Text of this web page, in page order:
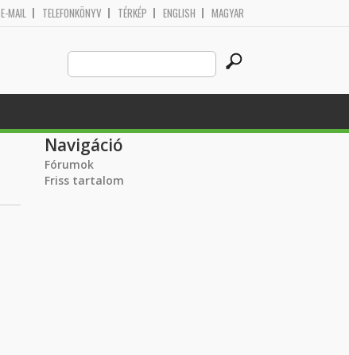
E-MAIL TELEFONKÖNYV TÉRKÉP ENGLISH MAGYAR
Search
this
site
Navigáció
Fórumok
Friss tartalom